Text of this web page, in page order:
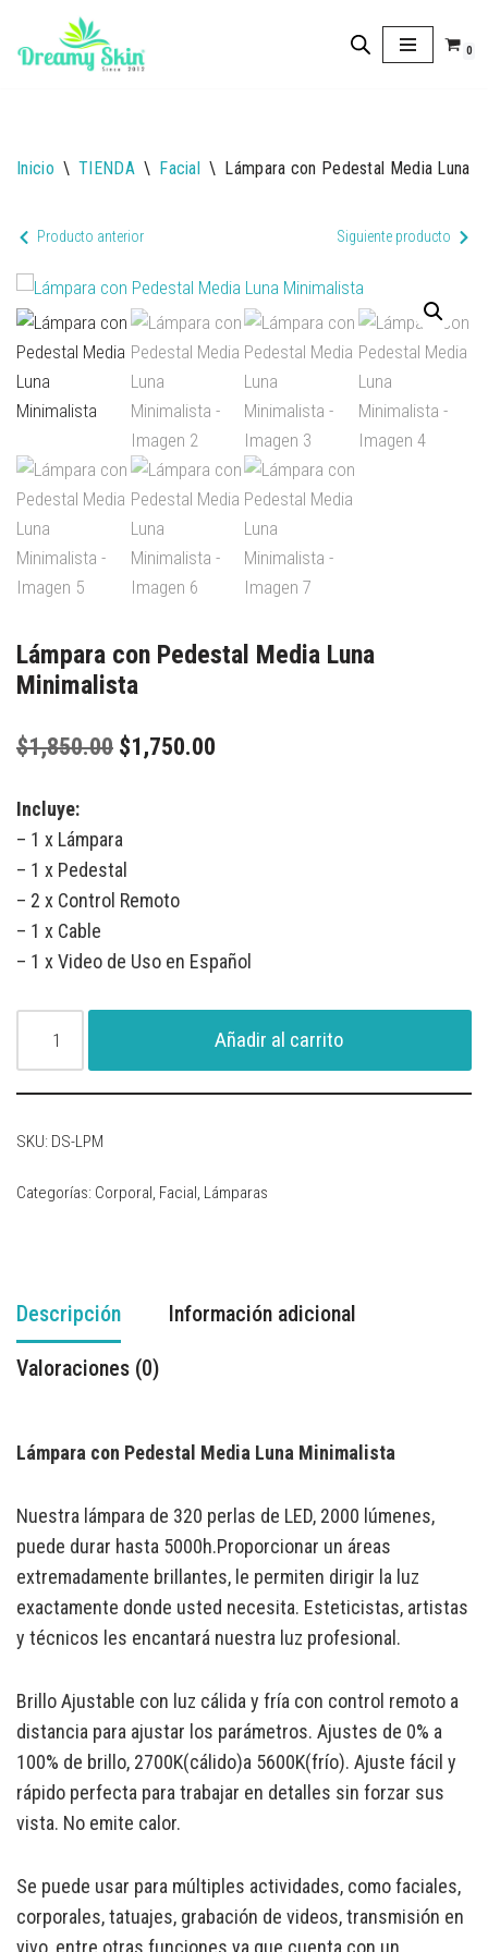
Saltar
0
Inicio \ TIENDA \ Facial \ Lámpara con Pedestal Media Luna
Producto anterior Siguiente producto
Lámpara con Pedestal Media Luna
Minimalista
$1,850.00 $1,750.00
Incluye:
– 1 x Lámpara
– 1 x Pedestal
– 2 x Control Remoto
– 1 x Cable
– 1 x Video de Uso en Español
Añadir al carrito
SKU: DS-LPM
Categorías: Corporal , Facial , Lámparas
Descripción Información adicional
Valoraciones (0)
Lámpara con Pedestal Media Luna Minimalista
Nuestra lámpara de 320 perlas de LED, 2000 lúmenes,
puede durar hasta 5000h.Proporcionar un áreas
extremadamente brillantes, le permiten dirigir la luz
exactamente donde usted necesita. Esteticistas, artistas
y técnicos les encantará nuestra luz profesional.
Brillo Ajustable con luz cálida y fría con control remoto a
distancia para ajustar los parámetros. Ajustes de 0% a
100% de brillo, 2700K(cálido)a 5600K(frío). Ajuste fácil y
rápido perfecta para trabajar en detalles sin forzar sus
vista. No emite calor.
Se puede usar para múltiples actividades, como faciales,
corporales, tatuajes, grabación de videos, transmisión en